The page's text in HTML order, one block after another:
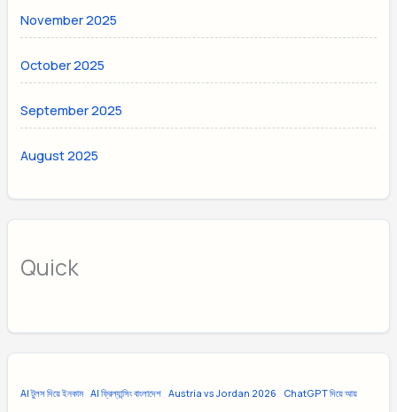
November 2025
October 2025
September 2025
August 2025
Quick
AI টুলস দিয়ে ইনকাম AI ফ্রিল্যান্সিং বাংলাদেশ Austria vs Jordan 2026 ChatGPT দিয়ে আয়